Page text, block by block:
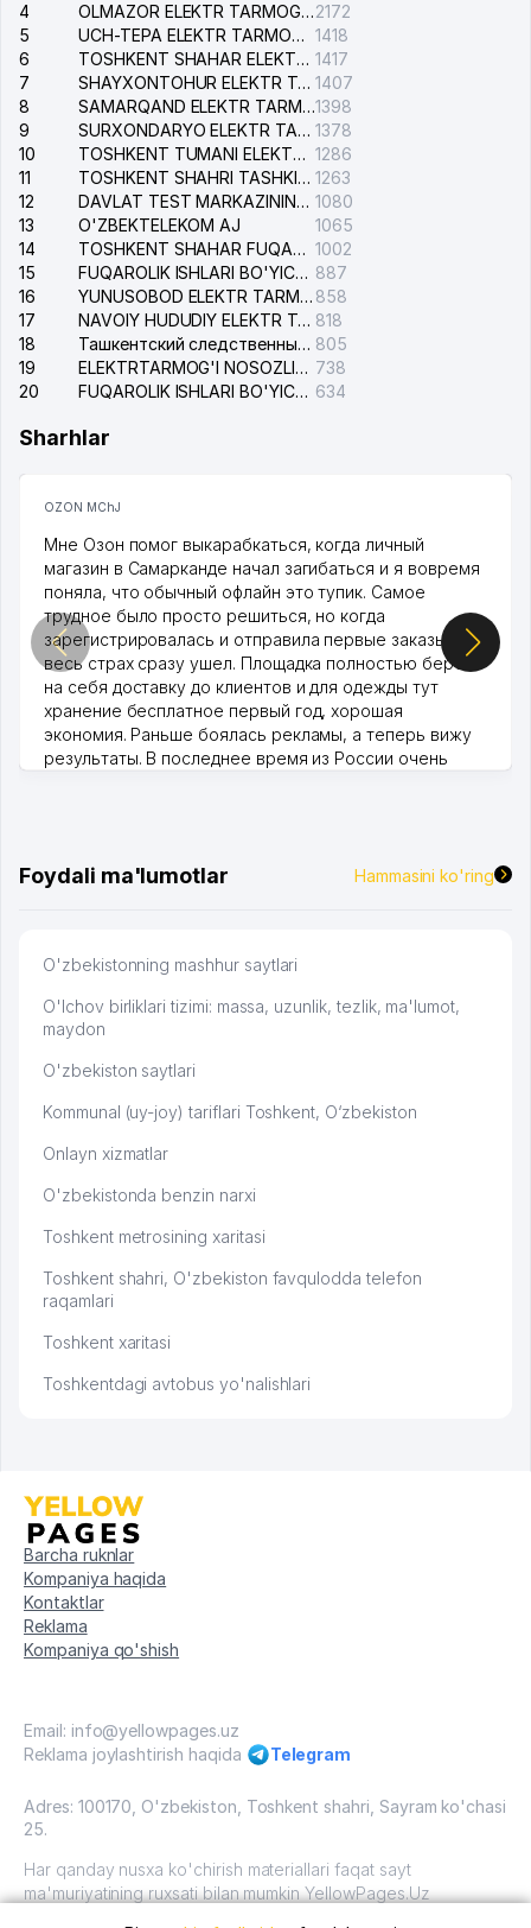
4
OLMAZOR ELEKTR TARMOG'I NOSOZLIKLARI XIZMATI2172
5
UCH-TEPA ELEKTR TARMOG'I NOSOZLIKLARI XIZMATI 1418
6
TOSHKENT SHAHAR ELEKTR TARMOQLARI KORXONASI AJ 1417
7
SHAYXONTOHUR ELEKTR TARMOG'I NOSOZLIKLARINI TUZATISH XIZMATI 1407
8
SAMARQAND ELEKTR TARMOQLARI AJ1398
9
SURXONDARYO ELEKTR TARMOQLARI AJ 1378
10
TOSHKENT TUMANI ELEKTR TARMOG'I AVARIYA XIZMATI 1286
11
TOSHKENT SHAHRI TASHKILOT TELEFONLARI HAQIDA MA'LUMOT BYUROSI 1263
12
DAVLAT TEST MARKAZINING ISHONCH TELEFONLARI 1080
13
O'ZBEKTELEKOM AJ
1065
14
TOSHKENT SHAHAR FUQAROLIK ISHLARI BO'YICHA SUDI 1002
15
FUQAROLIK ISHLARI BO'YICHA YAKKASAROY TUMANLARARO SUDI 887
16
YUNUSOBOD ELEKTR TARMOG'I NOSOZLIKLARI XIZMATI 858
17
NAVOIY HUDUDIY ELEKTR TARMOQLARI KORXONASI AJ 818
18
Ташкентский следственный изолятор 805
19
ELEKTRTARMOG'I NOSOZLIKLARINI TO'ZATISH SERGELI XIZMATI 738
20
FUQAROLIK ISHLARI BO'YICHA UCH-TEPA TUMANI SUDI 634
Sharhlar
OZON MChJ
Мне Озон помог выкарабкаться, когда личный
магазин в Самарканде начал загибаться и я вовремя
поняла, что обычный офлайн это тупик. Самое
трудное было просто решиться, но когда
зарегистрировалась и отправила первые заказы,
весь страх сразу ушел. Площадка полностью берет
на себя доставку до клиентов и для одежды тут
хранение бесплатное первый год, хорошая
экономия. Раньше боялась рекламы, а теперь вижу
результаты. В последнее время из России очень
Foydali ma'lumotlar Hammasini ko'ring
O'zbekistonning mashhur saytlari
O'lchov birliklari tizimi: massa, uzunlik, tezlik, ma'lumot,
maydon
O'zbekiston saytlari
Kommunal (uy-joy) tariflari Toshkent, O‘zbekiston
Onlayn xizmatlar
O'zbekistonda benzin narxi
Toshkent metrosining xaritasi
Toshkent shahri, O'zbekiston favqulodda telefon
raqamlari
Toshkent xaritasi
Toshkentdagi avtobus yo'nalishlari
Barcha ruknlar
Kompaniya haqida
Kontaktlar
Reklama
Kompaniya qo'shish
Email: info@yellowpages.uz
Reklama joylashtirish haqida
Telegram
Adres: 100170, O'zbekiston, Toshkent shahri, Sayram ko'chasi
25.
Har qanday nusxa ko'chirish materiallari faqat sayt
ma'muriyatining ruxsati bilan mumkin YellowPages.Uz